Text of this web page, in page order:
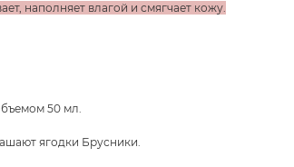
наполняет влагой и смягчает кожу.
50 мл.
ягодки Брусники.